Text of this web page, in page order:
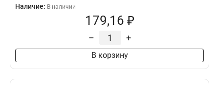
Наличие: В наличии
179,16 ₽
– +
В корзину